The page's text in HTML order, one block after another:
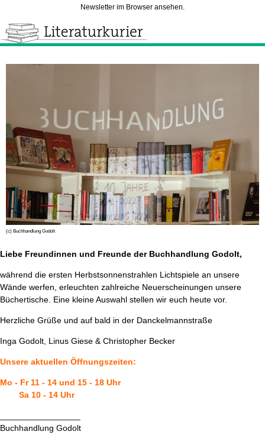
Newsletter im Browser ansehen.
(c) Buchhandlung Godolt
Liebe Freundinnen und Freunde der Buchhandlung Godolt,
während die ersten Herbstsonnenstrahlen Lichtspiele an unsere
Wände werfen, erleuchten zahlreiche Neuerscheinungen unsere
Büchertische. Eine kleine Auswahl stellen wir euch heute vor.
Herzliche Grüße und auf bald in der Danckelmannstraße
Inga Godolt, Linus Giese & Christopher Becker
Unsere aktuellen Öffnungszeiten:
Mo - Fr 11 - 14 und 15 - 18 Uhr
Sa 10 - 14 Uhr
Buchhandlung Godolt